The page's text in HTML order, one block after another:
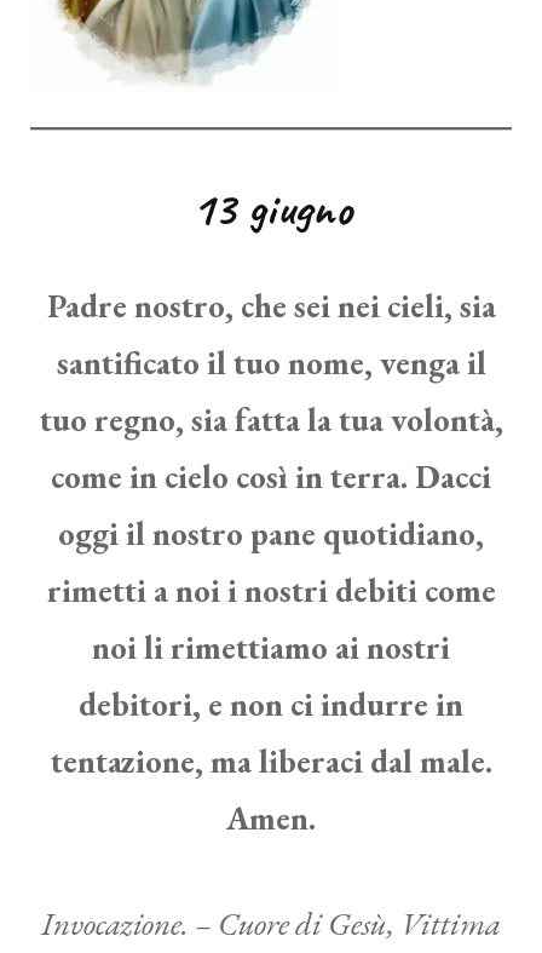
13 giugno
Padre nostro, che sei nei cieli, sia
santificato il tuo nome, venga il
tuo regno, sia fatta la tua volontà,
come in cielo così in terra. Dacci
oggi il nostro pane quotidiano,
rimetti a noi i nostri debiti come
noi li rimettiamo ai nostri
debitori, e non ci indurre in
tentazione, ma liberaci dal male.
Amen.
Invocazione. – Cuore di Gesù, Vittima